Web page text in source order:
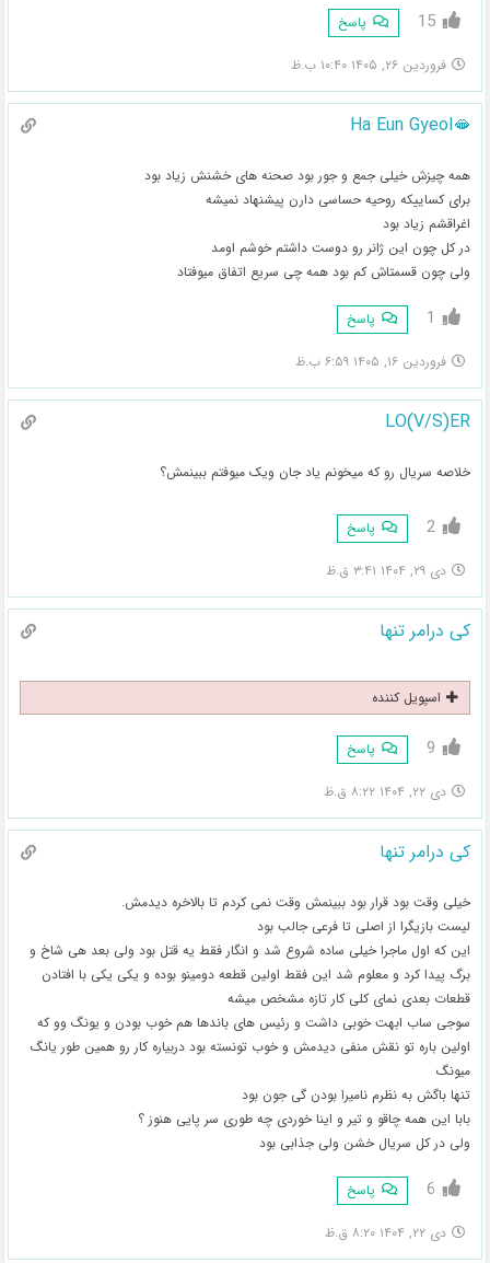
15 پاسخ
فروردین ۲۶, ۱۴۰۵ ۱۰:۴۰ ب.ظ
Ha Eun Gyeol🫦
همه چیزش خیلی جمع و جور بود صحنه های خشنش زیاد بود
برای کساییکه روحیه حساسی دارن پیشنهاد نمیشه
اغراقشم زیاد بود
در کل چون این ژانر رو دوست داشتم خوشم اومد
ولی چون قسمتاش کم بود همه چی سریع اتفاق میوفتاد
1 پاسخ
فروردین ۱۶, ۱۴۰۵ ۶:۵۹ ب.ظ
LO(V/S)ER
خلاصه سریال رو که میخونم یاد جان ویک میوفتم ببینمش؟
2 پاسخ
دی ۲۹, ۱۴۰۴ ۳:۴۱ ق.ظ
کی درامر تنها
اسپویل کننده
9 پاسخ
دی ۲۲, ۱۴۰۴ ۸:۲۲ ق.ظ
کی درامر تنها
خیلی وقت بود قرار بود ببینمش وقت نمی کردم تا بالاخره دیدمش.
لیست بازیگرا از اصلی تا فرعی جالب بود
این که اول ماجرا خیلی ساده شروع شد و انگار فقط یه قتل بود ولی بعد هی شاخ و
برگ پیدا کرد و معلوم شد این فقط اولین قطعه دومینو بوده و یکی یکی با افتادن
قطعات بعدی نمای کلی کار تازه مشخص میشه
سوجی ساب ابهت خوبی داشت و رئیس های باندها هم خوب بودن و یونگ وو که
اولین باره تو نقش منفی دیدمش و خوب تونسته بود دربیاره کار رو همین طور یانگ
میونگ
تنها باگش به نظرم نامیرا بودن گی جون بود
بابا این همه چاقو و تیر و اینا خوردی چه طوری سر پایی هنوز ؟
ولی در کل سریال خشن ولی جذابی بود
6 پاسخ
دی ۲۲, ۱۴۰۴ ۸:۲۰ ق.ظ